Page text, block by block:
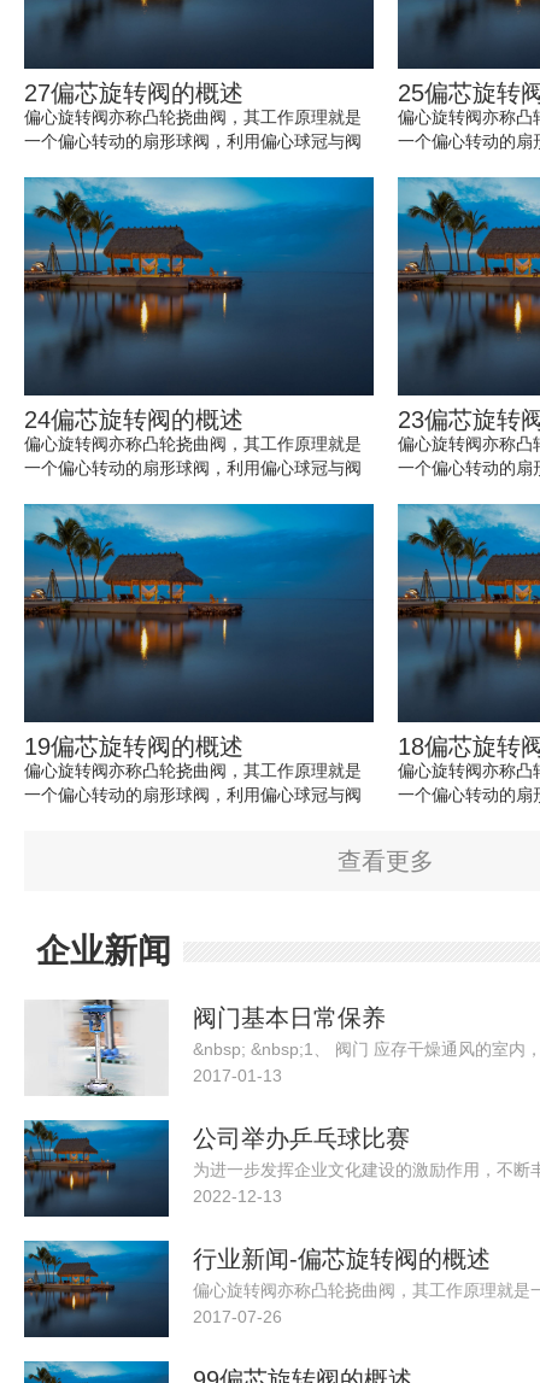
27偏芯旋转阀的概述
偏心旋转阀亦称凸轮挠曲阀，其工作原理就是
一个偏心转动的扇形球阀，利用偏心球冠与阀
球...
25偏芯旋转
偏心旋转阀亦称凸
一个偏心转动的扇
球...
24偏芯旋转阀的概述
偏心旋转阀亦称凸轮挠曲阀，其工作原理就是
一个偏心转动的扇形球阀，利用偏心球冠与阀
球...
23偏芯旋转
偏心旋转阀亦称凸
一个偏心转动的扇
球...
19偏芯旋转阀的概述
偏心旋转阀亦称凸轮挠曲阀，其工作原理就是
一个偏心转动的扇形球阀，利用偏心球冠与阀
18偏芯旋转
偏心旋转阀亦称凸
一个偏心转动的扇
查看更多
企业新闻
阀门基本日常保养
2017-01-13
公司举办乒乓球比赛
2022-12-13
行业新闻-偏芯旋转阀的概述
2017-07-26